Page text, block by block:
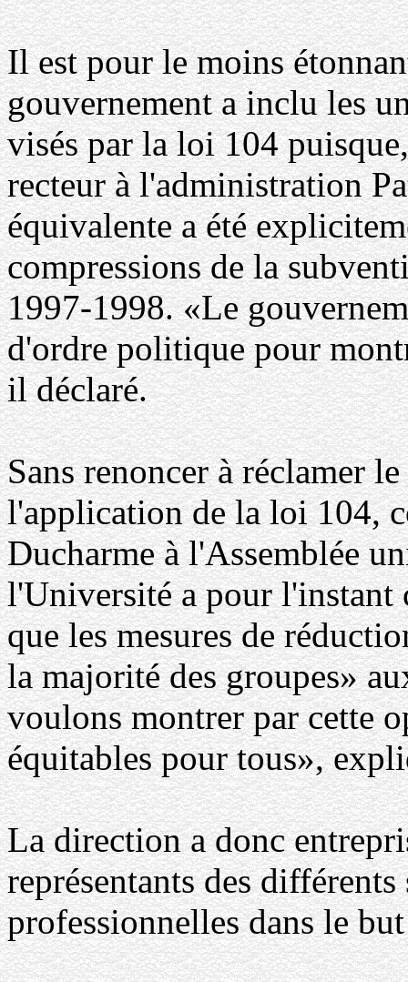
Il est pour le moins
gouvernement a inclu les
visés par la loi 104
recteur à l'administration
équivalente a été
compressions de la
1997-1998. «Le
d'ordre politique pour
il déclaré.
Sans renoncer à réclamer
l'application de la loi 104,
Ducharme à l'Assemblée
l'Université a pour l'instant
que les mesures de
la majorité des groupes»
voulons montrer par cette
équitables pour tous»,
La direction a donc
représentants des
professionnelles dans le